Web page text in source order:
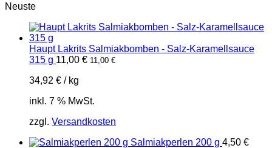
Neuste
Haupt Lakrits Salmiakbomben - Salz-Karamellsauce
315 g 11,00 € 11,00 €
34,92 € / kg
inkl. 7 % MwSt.
zzgl. Versandkosten
Salmiakperlen 200 g 4,50 €